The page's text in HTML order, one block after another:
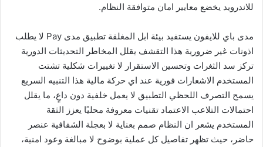
للاندرويد يخضع معايير امان متوافقة النظام.
مدى باي للايفون يستفيد بيئة ابل المغلقة تطبيق مدى Pay لا يطلب
اذونات غير ضرورية هذا التقشف يقلل المخاطر التحديثات الدورية
تركز سد الثغرات وتحسين الاستقرار لا تغييرات شكلية تشتت
المستخدم الاشعارات فورية عند اي حركة مالية هذا التنبيه السريع
يسمح التصرف اللحظي التطبيق لا يعمل خلفية دون داعٍ، ما يقلل
احتمالات التلاعب الاعتماد تقنيات معروفة محليًا يعزز الثقة
المستخدم يشعر ان النظام صمم بعناية لا بعجلة الشفافية عنصر
حاضر، حيث تظهر تفاصيل كل عملية بوضوح لا مبالغة وعود امنية،